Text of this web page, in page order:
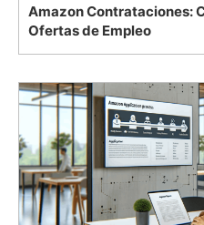
Amazon Contrataciones:
Ofertas de Empleo